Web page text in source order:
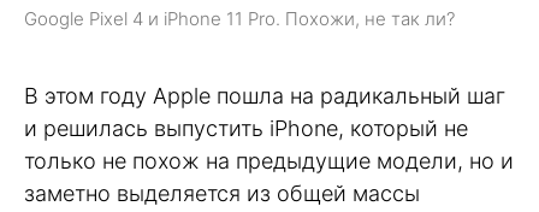
Google Pixel 4 и iPhone 11 Pro. Похожи, не так ли?
В этом году Apple пошла на радикальный шаг
и решилась выпустить iPhone, который не
только не похож на предыдущие модели, но и
заметно выделяется из общей массы